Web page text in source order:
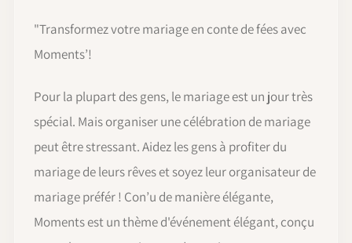
"Transformez votre mariage en conte de fées avec
Moments’!
Pour la plupart des gens, le mariage est un jour très
spécial. Mais organiser une célébration de mariage
peut être stressant. Aidez les gens à profiter du
mariage de leurs rêves et soyez leur organisateur de
mariage préfér ! Con’u de manière élégante,
Moments est un thème d'événement élégant, conçu